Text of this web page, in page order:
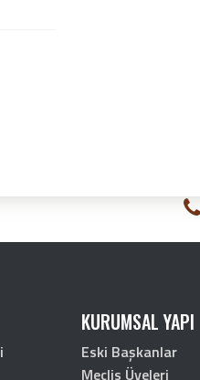
KURUMSAL YAPI
Eski Başkanlar
Meclis Üyeleri